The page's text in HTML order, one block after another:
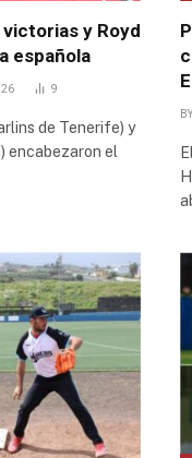
y Royd
española
9
de Tenerife) y
encabezaron el
BY